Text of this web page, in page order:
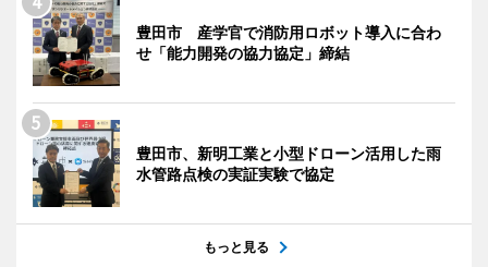
豊田市 産学官で消防用ロボット導入に合わ
せ「能力開発の協力協定」締結
豊田市、新明工業と小型ドローン活用した雨
水管路点検の実証実験で協定
もっと見る